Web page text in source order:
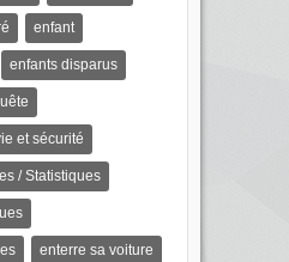
enfant
enfants disparus
et sécurité
/ Statistiques
enterre sa voiture